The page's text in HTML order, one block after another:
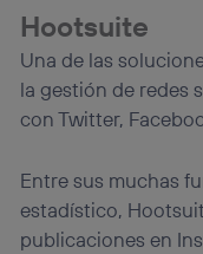
Hootsuite
Una de las
la gestión de redes
con Twitter,
Entre sus muchas
estadístico,
publicaciones en